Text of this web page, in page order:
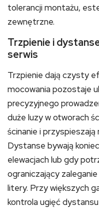
tolerancji montażu,
zewnętrzne.
Trzpienie i
serwis
Trzpienie dają czysty
mocowania pozostaje
precyzyjnego
duże luzy w otworach
ścinanie i
Dystanse bywają
elewacjach lub gdy
ograniczający
litery. Przy większych
kontrola ugięć